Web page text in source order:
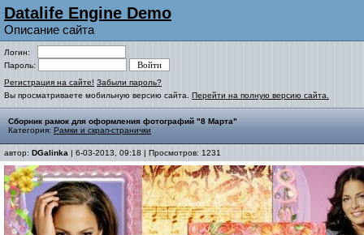
Datalife Engine Demo
Описание сайта
Логин:
Пароль:
Регистрация на сайте! Забыли пароль?
Вы просматриваете мобильную версию сайта. Перейти на полную версию сайта.
Сборник рамок для оформления фотографий "8 Марта"
Категория: Рамки и скрап-странички
автор: DGalinka | 6-03-2013, 09:18 | Просмотров: 1231